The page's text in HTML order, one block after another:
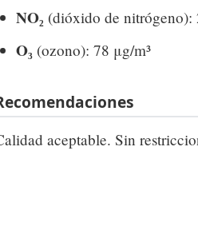
NO₂ (dióxido de nitrógeno):
O₃ (ozono): 78 μg/m³
aceptable. Sin